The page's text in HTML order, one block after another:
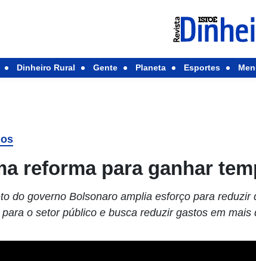
Dinheiro Rural Gente Planeta Esportes
reforma para ganhar
do governo Bolsonaro amplia esforço para
para o setor público e busca reduzir gastos em mais